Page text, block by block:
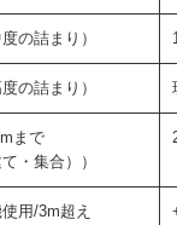
器・分岐水栓）
ル加工)
ド止め)
金具設置)
材使用（バンド止
の詰まり）
の詰まり）
まで
・集合））
用/3m超え